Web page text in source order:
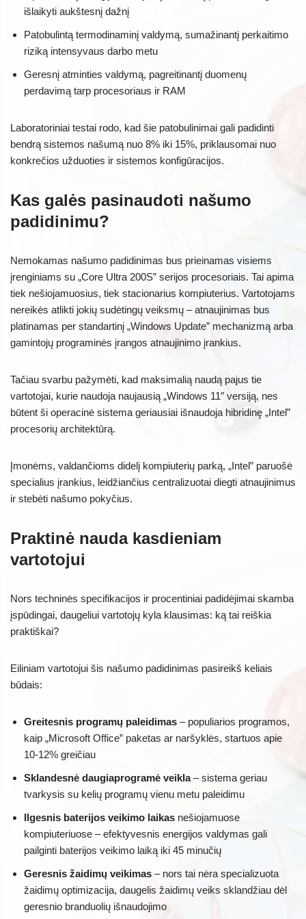
išlaikyti aukštesnį dažnį
Patobulintą termodinaminį valdymą, sumažinantį perkaitimo
riziką intensyvaus darbo metu
Geresnį atminties valdymą, pagreitinantį duomenų
perdavimą tarp procesoriaus ir RAM
Laboratoriniai testai rodo, kad šie patobulinimai gali padidinti
bendrą sistemos našumą nuo 8% iki 15%, priklausomai nuo
konkrečios užduoties ir sistemos konfigūracijos.
Kas galės pasinaudoti našumo
padidinimu?
Nemokamas našumo padidinimas bus prieinamas visiems
įrenginiams su „Core Ultra 200S” serijos procesoriais. Tai apima
tiek nešiojamuosius, tiek stacionarius kompiuterius. Vartotojams
nereikės atlikti jokių sudėtingų veiksmų – atnaujinimas bus
platinamas per standartinį „Windows Update” mechanizmą arba
gamintojų programinės įrangos atnaujinimo įrankius.
Tačiau svarbu pažymėti, kad maksimalią naudą pajus tie
vartotojai, kurie naudoja naujausią „Windows 11″ versiją, nes
būtent ši operacinė sistema geriausiai išnaudoja hibridinę „Intel”
procesorių architektūrą.
Įmonėms, valdančioms didelį kompiuterių parką, „Intel” paruošė
specialius įrankius, leidžiančius centralizuotai diegti atnaujinimus
ir stebėti našumo pokyčius.
Praktinė nauda kasdieniam
vartotojui
Nors techninės specifikacijos ir procentiniai padidėjimai skamba
įspūdingai, daugeliui vartotojų kyla klausimas: ką tai reiškia
praktiškai?
Eiliniam vartotojui šis našumo padidinimas pasireikš keliais
būdais:
Greitesnis programų paleidimas – populiarios programos,
kaip „Microsoft Office” paketas ar naršyklės, startuos apie
10-12% greičiau
Sklandesnė daugiaprogramė veikla– sistema geriau
tvarkysis su kelių programų vienu metu paleidimu
Ilgesnis baterijos veikimo laikas nešiojamuose
kompiuteriuose – efektyvesnis energijos valdymas gali
pailginti baterijos veikimo laiką iki 45 minučių
Geresnis žaidimų veikimas – nors tai nėra specializuota
žaidimų optimizacija, daugelis žaidimų veiks sklandžiau dėl
geresnio branduolių išnaudojimo